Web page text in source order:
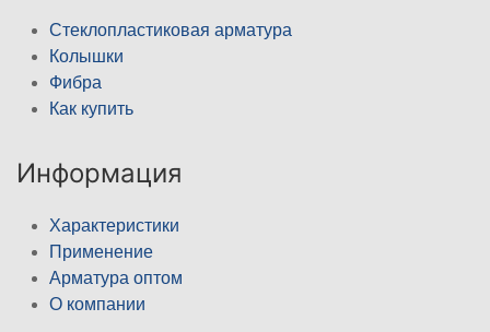
Стеклопластиковая арматура
Колышки
Фибра
Как купить
Информация
Характеристики
Применение
Арматура оптом
О компании